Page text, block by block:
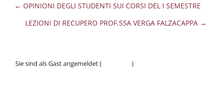
← OPINIONI DEGLI STUDENTI SUI CORSI DEL I SEMESTRE
LEZIONI DI RECUPERO PROF.SSA VERGA FALZACAPPA →
Sie sind als Gast angemeldet (
)